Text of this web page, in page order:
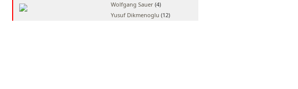
Wolfgang Sauer (4)
Yusuf Dikmenoglu (12)